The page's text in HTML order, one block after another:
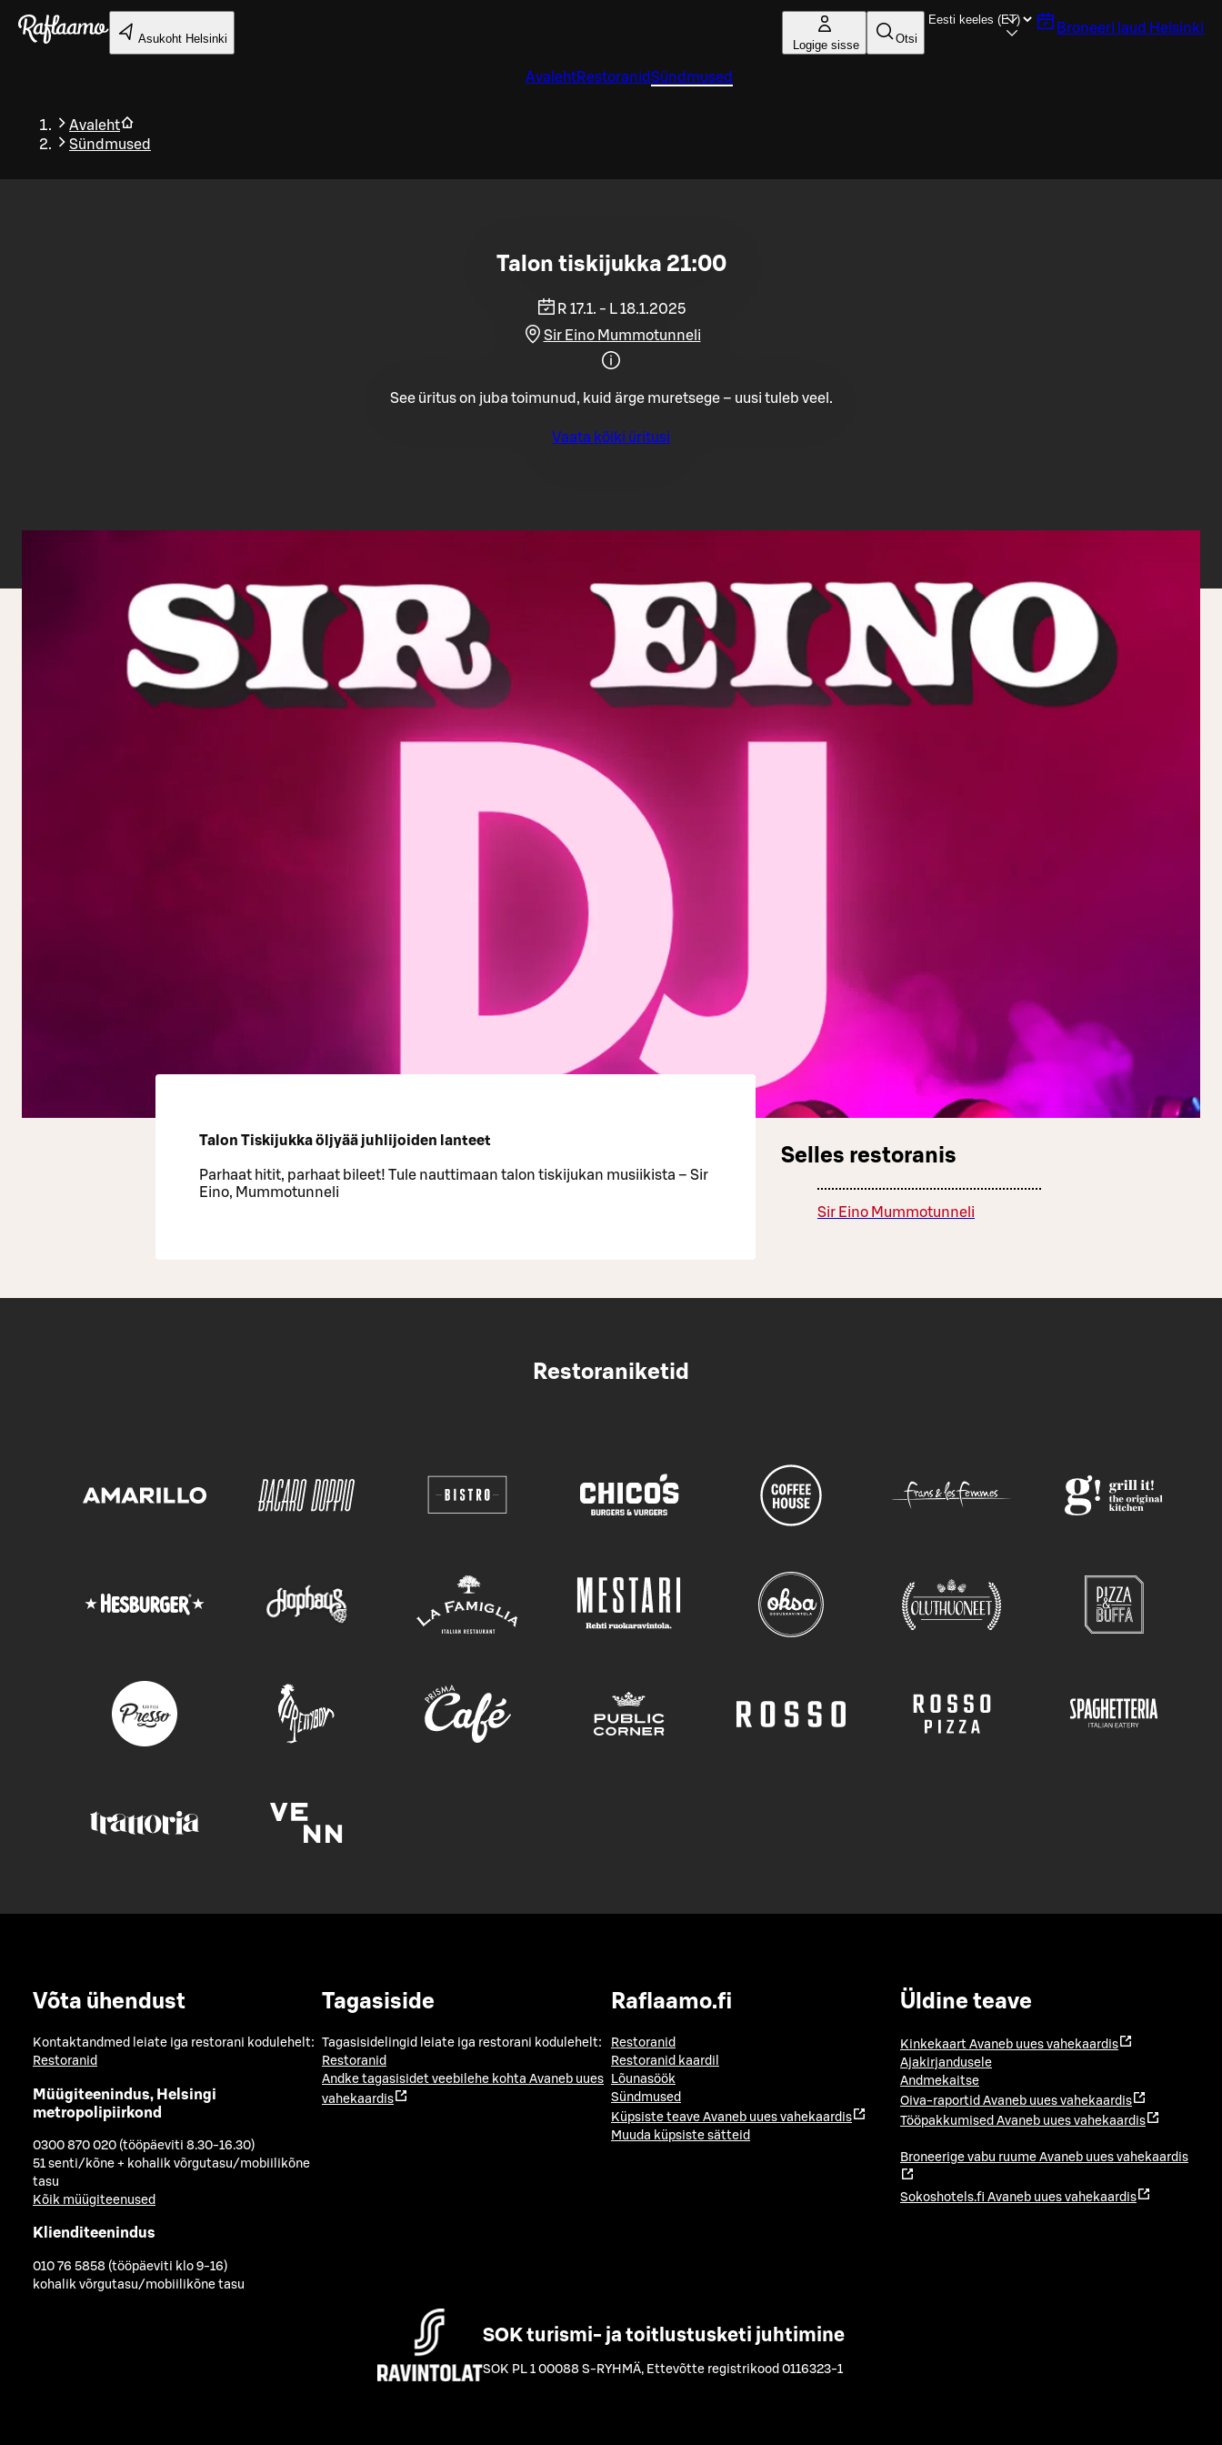
Liigu peamise sisu juurde
Asukoht Helsinki Logige sisse Otsi
Broneeri laud Helsinki
AvalehtRestoranidSündmused
Avaleht
Sündmused
Tagasi
Talon tiskijukka 21:00
R 17.1. - L 18.1.2025
Sir Eino Mummotunneli
See üritus on juba toimunud, kuid ärge muretsege – uusi tuleb veel.
Vaata kõiki üritusi
Talon Tiskijukka öljyää juhlijoiden lanteet
Parhaat hitit, parhaat bileet! Tule nauttimaan talon tiskijukan musiikista – Sir
Eino, Mummotunneli
Selles restoranis
Sir Eino Mummotunneli
Restoraniketid
Võta ühendust
Kontaktandmed leiate iga restorani kodulehelt:
Restoranid
Müügiteenindus, Helsingi
metropolipiirkond
0300 870 020 (tööpäeviti 8.30-16.30)
51 senti/kõne + kohalik võrgutasu/mobiilikõne
tasu
Kõik müügiteenused
Klienditeenindus
010 76 5858 (tööpäeviti klo 9-16)
kohalik võrgutasu/mobiilikõne tasu
Tagasiside
Tagasisidelingid leiate iga restorani kodulehelt:
Restoranid
Andke tagasisidet veebilehe kohta Avaneb uues
vahekaardis
Raflaamo.fi
Restoranid
Restoranid kaardil
Lõunasöök
Sündmused
Küpsiste teave Avaneb uues vahekaardis
Muuda küpsiste sätteid
Üldine teave
Kinkekaart Avaneb uues vahekaardis
Ajakirjandusele
Andmekaitse
Oiva-raportid Avaneb uues vahekaardis
Tööpakkumised Avaneb uues vahekaardis
Broneerige vabu ruume Avaneb uues vahekaardis
Sokoshotels.fi Avaneb uues vahekaardis
SOK turismi- ja toitlustusketi juhtimine
SOK PL 1 00088 S-RYHMÄ, Ettevõtte registrikood 0116323-1